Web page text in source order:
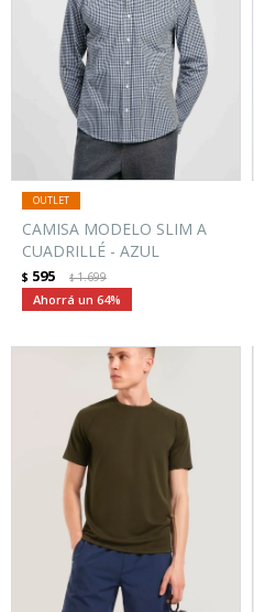
CAMISA MODELO SLIM A
CUADRILLÉ - AZUL
$ 595 $1.699
64